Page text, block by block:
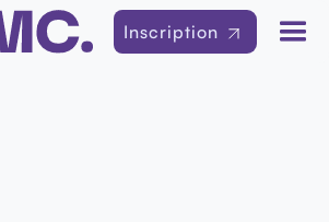
Inscription